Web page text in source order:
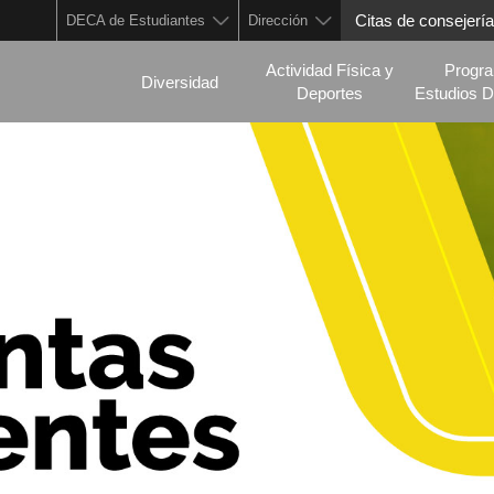
DECA de Estudiantes Dirección Citas de consejería
Diversidad
Actividad Física y
Deportes
Estudios